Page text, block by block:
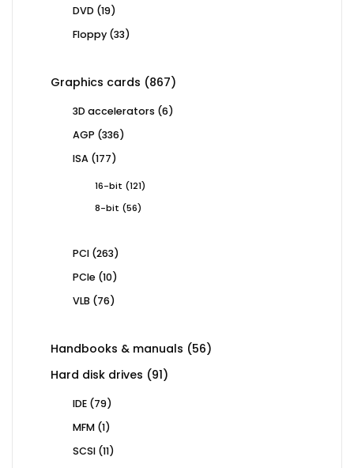
DVD 1919
Floppy 3333
Graphics cards 867867
3D accelerators 66
AGP 336336
ISA 177177
16-bit 121121
8-bit
5656
PCI 263263
PCIe 1010
VLB 7676
Handbooks & manuals 5656
Hard disk drives 9191
IDE 7979
MFM 11
SCSI 1111